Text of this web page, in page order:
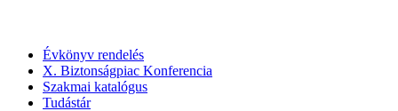
Évkönyv rendelés
X. Biztonságpiac Konferencia
Szakmai katalógus
Tudástár